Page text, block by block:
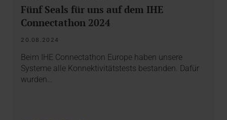
Fünf Seals für uns auf dem IHE
Connectathon 2024
20.08.2024
Beim IHE Connectathon Europe haben unsere
Systeme alle Konnektivitätstests bestanden. Dafür
wurden…